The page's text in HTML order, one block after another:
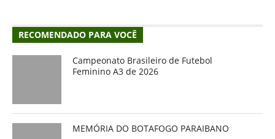
RECOMENDADO PARA VOCÊ
Campeonato Brasileiro de Futebol
Feminino A3 de 2026
MEMÓRIA DO BOTAFOGO PARAIBANO